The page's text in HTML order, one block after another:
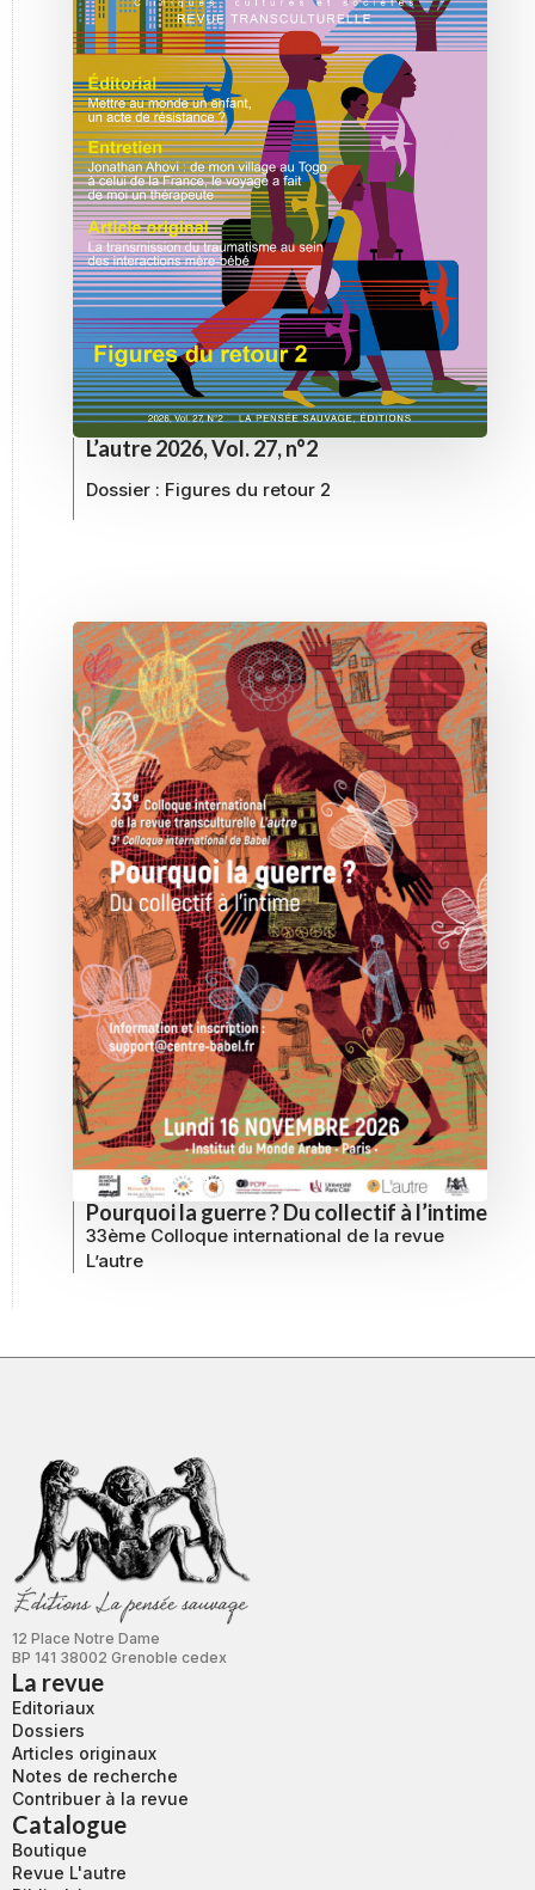
L’autre 2026, Vol. 27, n°2
Dossier : Figures du retour 2
Pourquoi la guerre ? Du collectif à l’intime
33ème Colloque international de la revue
L’autre
12 Place Notre Dame
BP 141 38002 Grenoble cedex
La revue
Editoriaux
Dossiers
Articles originaux
Notes de recherche
Contribuer à la revue
Catalogue
Boutique
Revue L'autre